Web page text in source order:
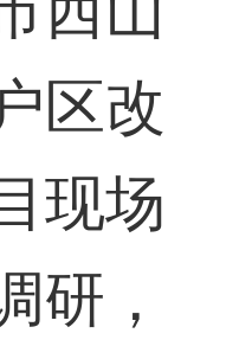
区改
现场
研，